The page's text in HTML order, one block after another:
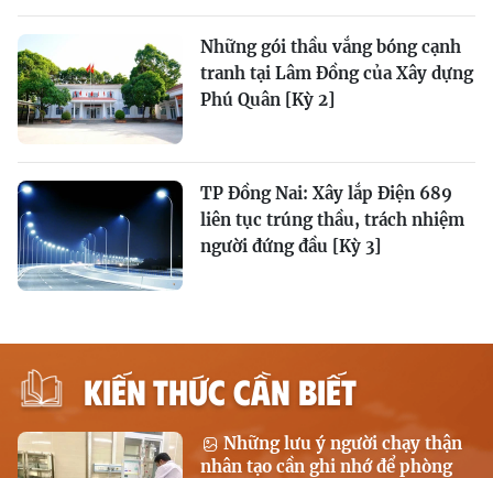
Những gói thầu vắng bóng cạnh
tranh tại Lâm Đồng của Xây dựng
Phú Quân [Kỳ 2]
TP Đồng Nai: Xây lắp Điện 689
liên tục trúng thầu, trách nhiệm
người đứng đầu [Kỳ 3]
KIẾN THỨC CẦN BIẾT
Những lưu ý người chạy thận
nhân tạo cần ghi nhớ để phòng